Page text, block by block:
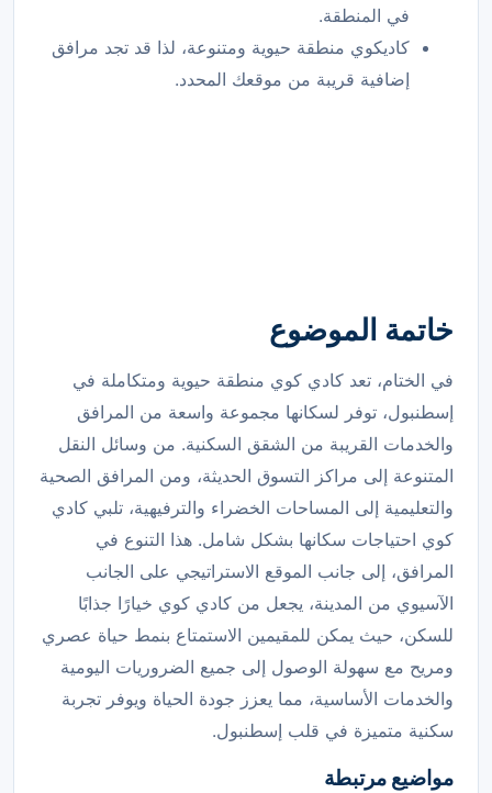
في المنطقة.
كاديكوي منطقة حيوية ومتنوعة، لذا قد تجد مرافق
إضافية قريبة من موقعك المحدد.
خاتمة الموضوع
في الختام، تعد كادي كوي منطقة حيوية ومتكاملة في
إسطنبول، توفر لسكانها مجموعة واسعة من المرافق
والخدمات القريبة من الشقق السكنية. من وسائل النقل
المتنوعة إلى مراكز التسوق الحديثة، ومن المرافق الصحية
والتعليمية إلى المساحات الخضراء والترفيهية، تلبي كادي
كوي احتياجات سكانها بشكل شامل. هذا التنوع في
المرافق، إلى جانب الموقع الاستراتيجي على الجانب
الآسيوي من المدينة، يجعل من كادي كوي خيارًا جذابًا
للسكن، حيث يمكن للمقيمين الاستمتاع بنمط حياة عصري
ومريح مع سهولة الوصول إلى جميع الضروريات اليومية
والخدمات الأساسية، مما يعزز جودة الحياة ويوفر تجربة
سكنية متميزة في قلب إسطنبول.
مواضيع مرتبطة